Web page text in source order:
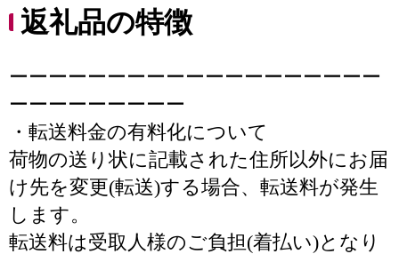
返礼品の特徴
ーーーーーーーーーーーーーーーーーーー
ーーーーーーーーー
・転送料金の有料化について
荷物の送り状に記載された住所以外にお届
け先を変更(転送)する場合、転送料が発生
します。
転送料は受取人様のご負担(着払い)となり